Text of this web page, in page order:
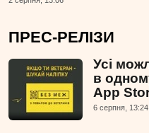
ПРЕС-РЕЛІЗИ
Усі
в
App
6 серпня, 13:24